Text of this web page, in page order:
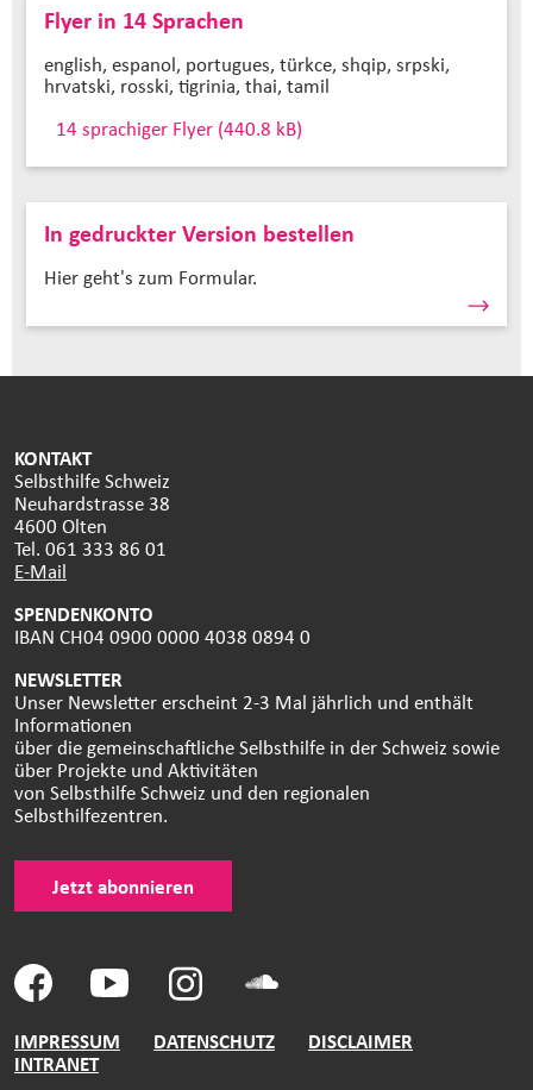
Flyer in 14 Sprachen
english, espanol, portugues, türkce, shqip, srpski,
hrvatski, rosski, tigrinia, thai, tamil
14 sprachiger Flyer (440.8 kB)
In gedruckter Version bestellen
Hier geht's zum Formular.
KONTAKT
Selbsthilfe Schweiz
Neuhardstrasse 38
4600 Olten
Tel. 061 333 86 01
E-Mail
SPENDENKONTO
IBAN CH04 0900 0000 4038 0894 0
NEWSLETTER
Unser Newsletter erscheint 2-3 Mal jährlich und enthält
Informationen
über die gemeinschaftliche Selbsthilfe in der Schweiz sowie
über Projekte und Aktivitäten
von Selbsthilfe Schweiz und den regionalen
Selbsthilfezentren.
Jetzt abonnieren
IMPRESSUM DATENSCHUTZ
DISCLAIMER
INTRANET